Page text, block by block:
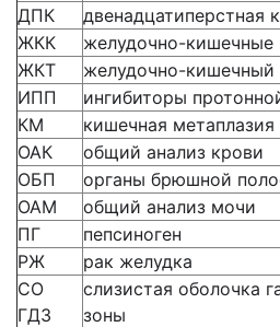
ДПК
двенадцатиперстная
ЖКК
желудочно-кишечные
ЖКТ
желудочно-кишечный
ИПП
ингибиторы
КМ
кишечная метаплазия
ОАК
общий анализ крови
ОБП
органы брюшной
ОАМ
общий анализ мочи
ПГ
пепсиноген
РЖ
рак желудка
СО
ГДЗ
слизистая оболочка
зоны